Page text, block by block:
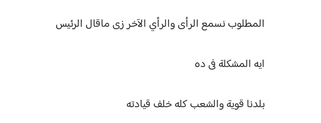
المطلوب نسمع الرأى والرأي الآخر زى ماقال الرئيس
ايه المشكلة فى ده
بلدنا قوية والشعب كله خلف قيادته